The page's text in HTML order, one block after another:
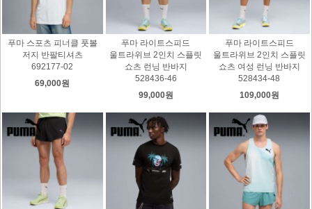
푸마 스포츠 피너클 풋볼
저지 반팔티셔츠
692177-02
69,000원
푸마 라이트스피드
울트라위브 2인치 스플릿
쇼츠 런닝 반바지
528436-46
99,000원
푸마 라이트스피드
울트라위브 2인치 스플릿
쇼츠 여성 런닝 반바지
528434-48
109,000원